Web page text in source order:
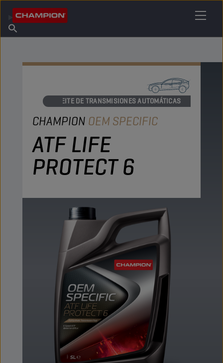
Acerca de champion
Encuentra un punto de venta
ACEITE DE TRANSMISIONES AUTOMÁTICAS
CHAMPION OEM SPECIFIC
ATF LIFE
PROTECT 6